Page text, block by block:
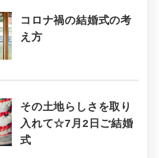
コロナ禍の結婚式の考
え方
その土地らしさを取り
入れて☆7月2日ご結婚
式